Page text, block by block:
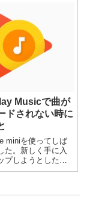
Musicで曲が
ドされない時に
miniを使ってしば
た。新しく手に入
プしようとしたと
全くアップロード
。